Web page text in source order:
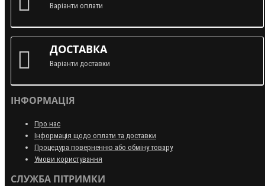
Варіанти оплати
ДОСТАВКА
Варіанти доставки
ІНФОРМАЦІЯ
Про нас
Інформація щодо оплати та доставки
Процедура поверненню або обміну товару
Умови користування
СЛУЖБА ПІТРИМКИ